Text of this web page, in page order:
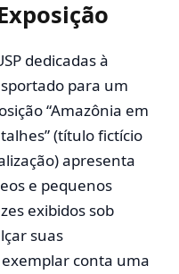
dedicadas à
para um
“Amazônia em
(título fictício
apresenta
e pequenos
exibidos sob
suas
conta uma